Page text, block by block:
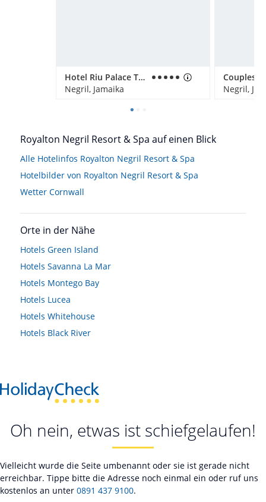
Hotel Riu Palace Tropical Bay
Negril, Jamaika
Negril,
Royalton Negril Resort & Spa auf einen Blick
Alle Hotelinfos Royalton Negril Resort & Spa
Hotelbilder von Royalton Negril Resort & Spa
Wetter Cornwall
Orte in der Nähe
Hotels Green Island
Hotels Savanna La Mar
Hotels Montego Bay
Hotels Lucea
Hotels Whitehouse
Hotels Black River
Oh nein, etwas ist schiefgelaufen!
Vielleicht wurde die Seite umbenannt oder sie ist gerade nicht
erreichbar. Tippe bitte die Adresse noch einmal ein oder ruf uns
kostenlos an unter 0891 437 9100.